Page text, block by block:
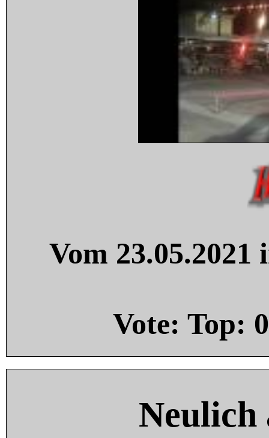
Vom
Vote: Top: 0
Neulich